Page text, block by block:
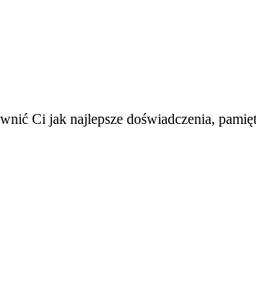
Ci jak najlepsze doświadczenia,